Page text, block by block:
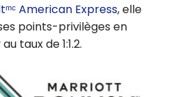
American Express, elle
points-privilèges en
taux de 1:1.2.